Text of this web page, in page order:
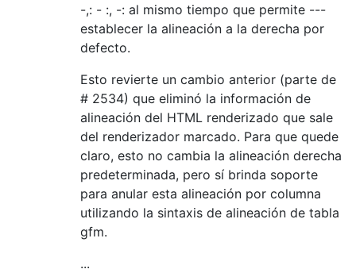
-,: - :, -: al mismo tiempo que permite ---
establecer la alineación a la derecha por
defecto.
Esto revierte un cambio anterior (parte de
# 2534) que eliminó la información de
alineación del HTML renderizado que sale
del renderizador marcado. Para que quede
claro, esto no cambia la alineación derecha
predeterminada, pero sí brinda soporte
para anular esta alineación por columna
utilizando la sintaxis de alineación de tabla
gfm.
...